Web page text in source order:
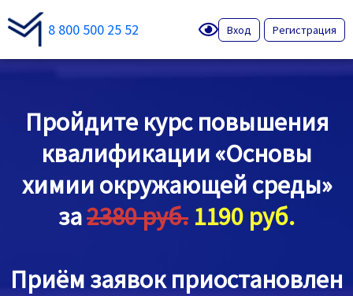
8 800 500 25 52 Вход Регистрация
Пройдите курс повышения
квалификации «Основы
химии окружающей среды»
за2380 руб. 1190 руб.
Приём заявок приостановлен